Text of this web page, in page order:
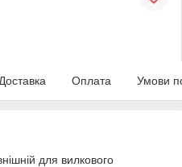
Доставка Оплата Умови
для вилкового